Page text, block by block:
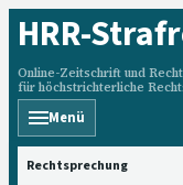
HRR-
Online-Zeitschrift und
für höchstrichterliche
Menü
HRRS durchsuchen